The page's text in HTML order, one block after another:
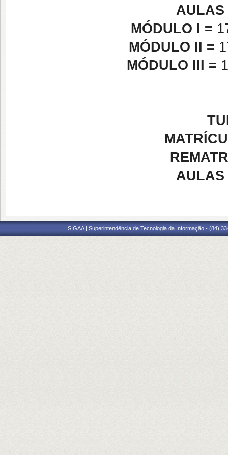
AULAS
MÓDULO I =
MÓDULO II =
MÓDULO III =
SIGAA | Superintendência de Tecnologia da Informação - (84)